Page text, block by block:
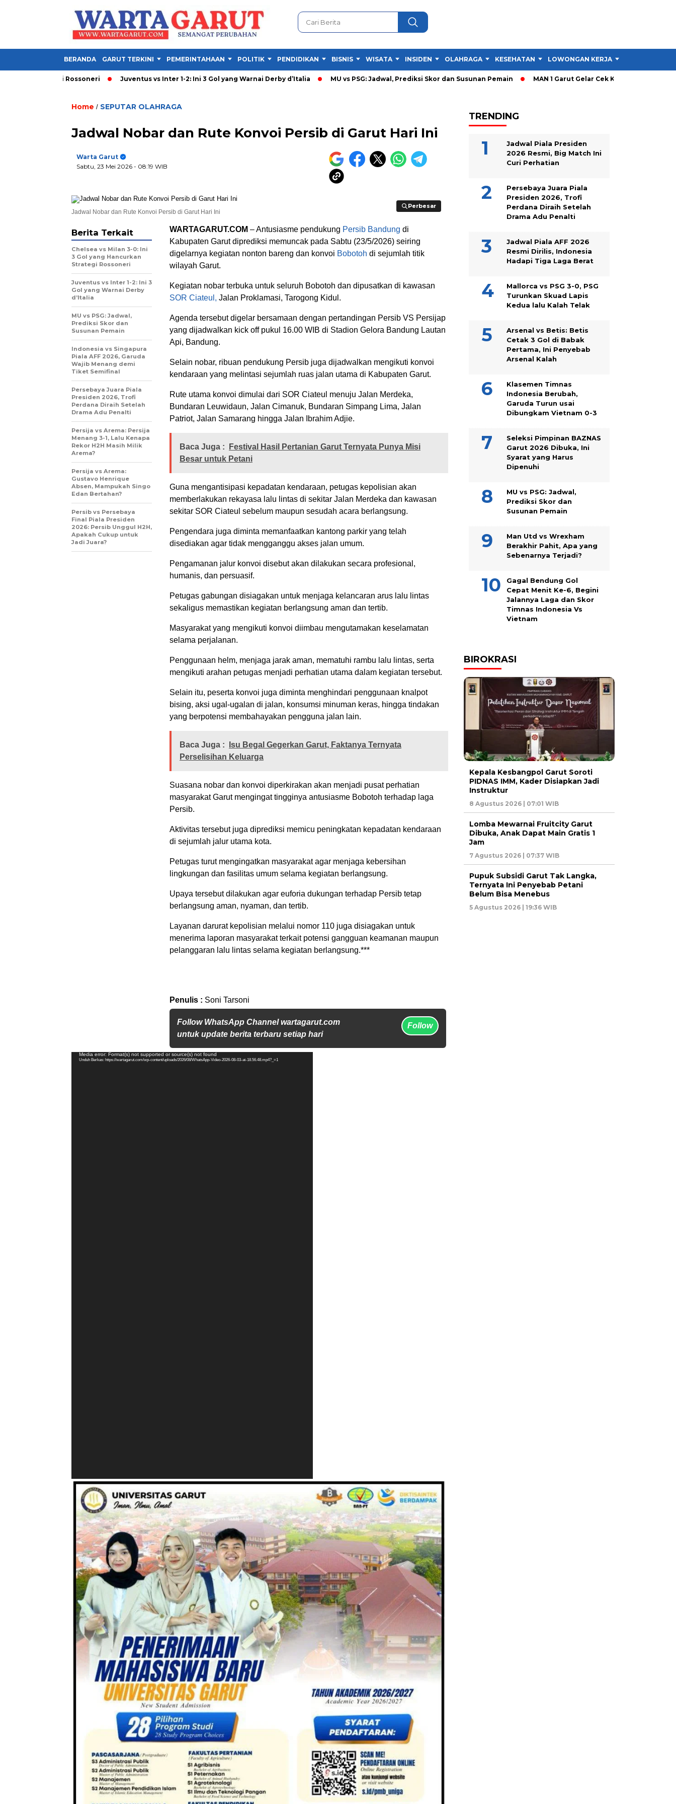
BERANDA GARUT TERKINI PEMERINTAHAAN POLITIK PENDIDIKAN BISNIS WISATA INSIDEN OLAHRAGA KESEHATAN LOWONGAN KERJA
Rossoneri Juventus vs Inter 1-2: Ini 3 Gol yang Warnai Derby d’Italia MU vs PSG: Jadwal, Prediksi Skor dan Susunan Pemain MAN 1 Garut Gelar Cek Kesehatan dan Donor Darah,
Home / SEPUTAR OLAHRAGA
Jadwal Nobar dan Rute Konvoi Persib di Garut Hari Ini
Warta Garut
Sabtu, 23 Mei 2026 - 08:19 WIB
Perbesar
Perbesar
Jadwal Nobar dan Rute Konvoi Persib di Garut Hari Ini
WARTAGARUT.COM – Antusiasme pendukung Persib Bandung di
Kabupaten Garut diprediksi memuncak pada Sabtu (23/5/2026) seiring
digelarnya kegiatan nonton bareng dan konvoi Bobotoh di sejumlah titik
wilayah Garut.
Kegiatan nobar terbuka untuk seluruh Bobotoh dan dipusatkan di kawasan
SOR Ciateul, Jalan Proklamasi, Tarogong Kidul.
Agenda tersebut digelar bersamaan dengan pertandingan Persib VS Persijap
yang dijadwalkan kick off pukul 16.00 WIB di Stadion Gelora Bandung Lautan
Api, Bandung.
Selain nobar, ribuan pendukung Persib juga dijadwalkan mengikuti konvoi
kendaraan yang melintasi sejumlah ruas jalan utama di Kabupaten Garut.
Rute utama konvoi dimulai dari SOR Ciateul menuju Jalan Merdeka,
Bundaran Leuwidaun, Jalan Cimanuk, Bundaran Simpang Lima, Jalan
Patriot, Jalan Samarang hingga Jalan Ibrahim Adjie.
Baca Juga :
Festival Hasil Pertanian Garut Ternyata Punya Misi
Besar untuk Petani
Guna mengantisipasi kepadatan kendaraan, petugas kepolisian akan
memberlakukan rekayasa lalu lintas di sekitar Jalan Merdeka dan kawasan
sekitar SOR Ciateul sebelum maupun sesudah acara berlangsung.
Pengendara juga diminta memanfaatkan kantong parkir yang telah
disediakan agar tidak mengganggu akses jalan umum.
Pengamanan jalur konvoi disebut akan dilakukan secara profesional,
humanis, dan persuasif.
Petugas gabungan disiagakan untuk menjaga kelancaran arus lalu lintas
sekaligus memastikan kegiatan berlangsung aman dan tertib.
Masyarakat yang mengikuti konvoi diimbau mengutamakan keselamatan
selama perjalanan.
Penggunaan helm, menjaga jarak aman, mematuhi rambu lalu lintas, serta
mengikuti arahan petugas menjadi perhatian utama dalam kegiatan tersebut.
Selain itu, peserta konvoi juga diminta menghindari penggunaan knalpot
bising, aksi ugal-ugalan di jalan, konsumsi minuman keras, hingga tindakan
yang berpotensi membahayakan pengguna jalan lain.
Baca Juga :
Isu Begal Gegerkan Garut, Faktanya Ternyata
Perselisihan Keluarga
Suasana nobar dan konvoi diperkirakan akan menjadi pusat perhatian
masyarakat Garut mengingat tingginya antusiasme Bobotoh terhadap laga
Persib.
Aktivitas tersebut juga diprediksi memicu peningkatan kepadatan kendaraan
di sejumlah jalur utama kota.
Petugas turut mengingatkan masyarakat agar menjaga kebersihan
lingkungan dan fasilitas umum selama kegiatan berlangsung.
Upaya tersebut dilakukan agar euforia dukungan terhadap Persib tetap
berlangsung aman, nyaman, dan tertib.
Layanan darurat kepolisian melalui nomor 110 juga disiagakan untuk
menerima laporan masyarakat terkait potensi gangguan keamanan maupun
pelanggaran lalu lintas selama kegiatan berlangsung.***
Penulis : Soni Tarsoni
Follow WhatsApp Channel wartagarut.com
untuk update berita terbaru setiap hari
Follow
Berita Terkait
Chelsea vs Milan 3-0: Ini
3 Gol yang Hancurkan
Strategi Rossoneri
Juventus vs Inter 1-2: Ini 3
Gol yang Warnai Derby
d’Italia
MU vs PSG: Jadwal,
Prediksi Skor dan
Susunan Pemain
Indonesia vs Singapura
Piala AFF 2026, Garuda
Wajib Menang demi
Tiket Semifinal
Persebaya Juara Piala
Presiden 2026, Trofi
Perdana Diraih Setelah
Drama Adu Penalti
Persija vs Arema: Persija
Menang 3-1, Lalu Kenapa
Rekor H2H Masih Milik
Arema?
Persija vs Arema:
Gustavo Henrique
Absen, Mampukah Singo
Edan Bertahan?
Persib vs Persebaya
Final Piala Presiden
2026: Persib Unggul H2H,
Apakah Cukup untuk
Jadi Juara?
Pemutar
Video
Media error: Format(s) not supported or source(s) not found
Unduh Berkas: https://wartagarut.com/wp-content/uploads/2026/08/WhatsApp-Video-2026-08-03-at-18.56.48.mp4?_=1
TRENDING
Jadwal Piala Presiden
2026 Resmi, Big Match Ini
Curi Perhatian
Persebaya Juara Piala
Presiden 2026, Trofi
Perdana Diraih Setelah
Drama Adu Penalti
Jadwal Piala AFF 2026
Resmi Dirilis, Indonesia
Hadapi Tiga Laga Berat
Mallorca vs PSG 3-0, PSG
Turunkan Skuad Lapis
Kedua lalu Kalah Telak
Arsenal vs Betis: Betis
Cetak 3 Gol di Babak
Pertama, Ini Penyebab
Arsenal Kalah
Klasemen Timnas
Indonesia Berubah,
Garuda Turun usai
Dibungkam Vietnam 0-3
Seleksi Pimpinan BAZNAS
Garut 2026 Dibuka, Ini
Syarat yang Harus
Dipenuhi
MU vs PSG: Jadwal,
Prediksi Skor dan
Susunan Pemain
Man Utd vs Wrexham
Berakhir Pahit, Apa yang
Sebenarnya Terjadi?
Gagal Bendung Gol
Cepat Menit Ke-6, Begini
Jalannya Laga dan Skor
Timnas Indonesia Vs
Vietnam
BIROKRASI
Kepala Kesbangpol Garut Soroti
PIDNAS IMM, Kader Disiapkan Jadi
Instruktur
8 Agustus 2026 | 07:01 WIB
Lomba Mewarnai Fruitcity Garut
Dibuka, Anak Dapat Main Gratis 1
Jam
7 Agustus 2026 | 07:37 WIB
Pupuk Subsidi Garut Tak Langka,
Ternyata Ini Penyebab Petani
Belum Bisa Menebus
5 Agustus 2026 | 19:36 WIB